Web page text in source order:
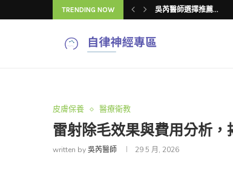
TRENDING NOW 吳芮醫師心得推薦...
皮膚保養 醫療衛教
雷射除毛效果與費用分析
written by吳芮醫師 29 5 月, 2026